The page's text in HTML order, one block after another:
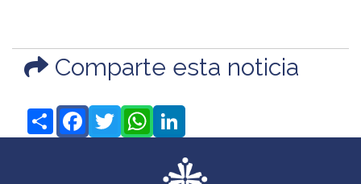
Comparte esta noticia
ShareFacebook
TwitterWhatsApp
LinkedIn